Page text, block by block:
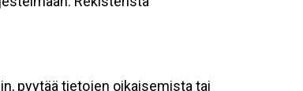
pyytää tietojen oikaisemista tai